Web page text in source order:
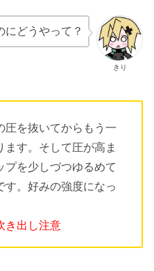
きり
にどうやって？
圧を抜いてからもう一
ます。そして圧が高ま
プを少しづつゆるめて
す。好みの強度になっ
き出し注意